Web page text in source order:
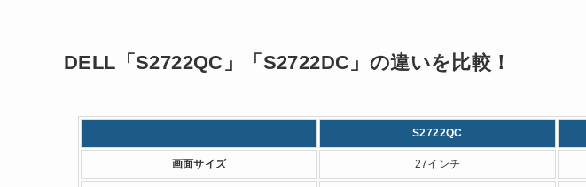
DELL「S2722QC」「S2722DC」の違いを比較！
S2722QC
画面サイズ 27インチ